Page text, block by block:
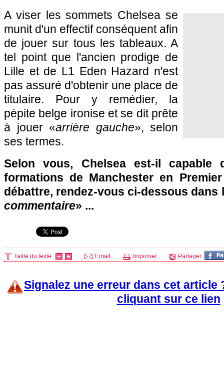
A viser les sommets Chelsea se
munit d'un effectif conséquent afin
de jouer sur tous les tableaux. A
tel point que l'ancien prodige de
Lille et de L1 Eden Hazard n'est
pas assuré d'obtenir une place de
titulaire. Pour y remédier, la
pépite belge ironise et se dit prête
à jouer «arrière gauche», selon
ses termes.
Selon vous, Chelsea est-il
formations de Manchester en
débattre, rendez-vous ci-dessous dans
commentaire» ...
Taille du texte: Email Imprimer Partager:
Signalez une erreur dans cet article
cliquant sur ce lien